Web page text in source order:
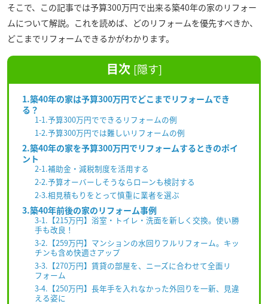
そこで、この記事では予算300万円で出来る築40年の家のリフォー
ムについて解説。これを読めば、どのリフォームを優先すべきか、
どこまでリフォームできるかがわかります。
目次 [隠す]
1.築40年の家は予算300万円でどこまでリフォームでき
る？
1-1.予算300万円でできるリフォームの例
1-2.予算300万円では難しいリフォームの例
2.築40年の家を予算300万円でリフォームするときのポイ
ント
2-1.補助金・減税制度を活用する
2-2.予算オーバーしそうならローンも検討する
2-3.相見積もりをとって慎重に業者を選ぶ
3.築40年前後の家のリフォーム事例
3-1.【215万円】浴室・トイレ・洗面を新しく交換。使い勝
手も改良！
3-2.【259万円】マンションの水回りフルリフォーム。キッ
チンも含め快適さアップ
3-3.【270万円】賃貸の部屋を、ニーズに合わせて全面リ
フォーム
3-4.【250万円】長年手を入れなかった外回りを一新、見違
える姿に